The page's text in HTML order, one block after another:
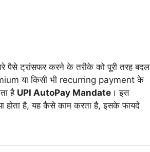
ट्रांसफर करने के तरीके को पूरी तरह बदल
या किसी भी recurring payment के
है UPI AutoPay Mandate । इस
है, यह कैसे काम करता है, इसके फायदे